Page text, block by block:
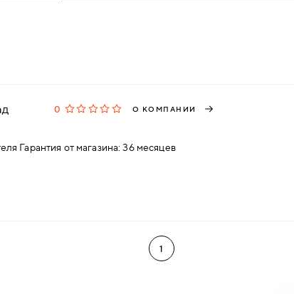
0 О КОМПАНИИ
Гарантия от магазина: 36 месяцев
1